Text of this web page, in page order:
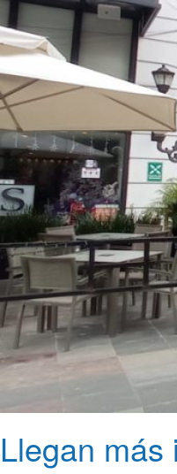
Llegan más